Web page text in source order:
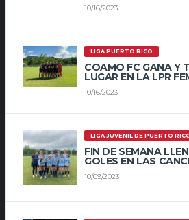
10/16/2023
LIGA PUERTO RICO
COAMO FC GANA Y
LUGAR EN LA LPR
10/16/2023
LIGA JUVENIL DE PUERTO
FIN DE SEMANA
GOLES EN LAS
10/09/2023